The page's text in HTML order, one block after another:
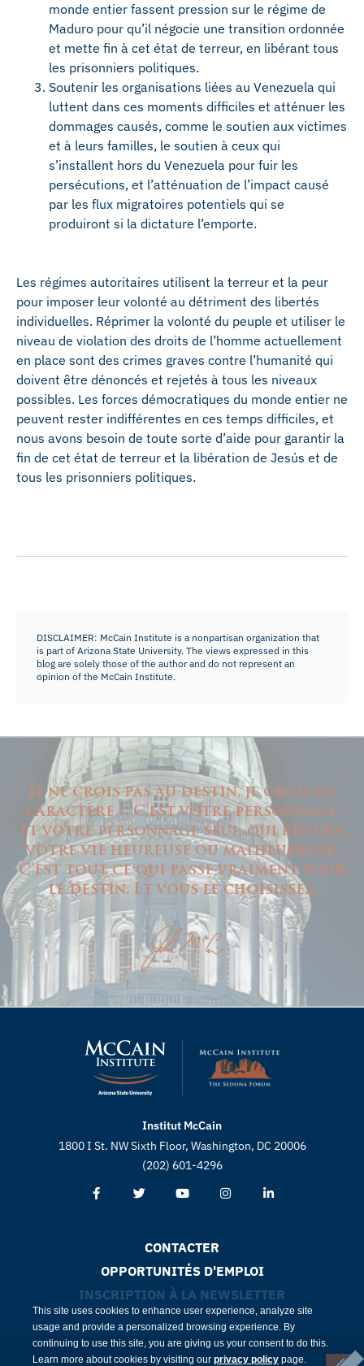
monde entier fassent pression sur le régime de
Maduro pour qu’il négocie une transition ordonnée
et mette fin à cet état de terreur, en libérant tous
les prisonniers politiques.
Soutenir les organisations liées au Venezuela qui
luttent dans ces moments difficiles et atténuer les
dommages causés, comme le soutien aux victimes
et à leurs familles, le soutien à ceux qui
s’installent hors du Venezuela pour fuir les
persécutions, et l’atténuation de l’impact causé
par les flux migratoires potentiels qui se
produiront si la dictature l’emporte.
Les régimes autoritaires utilisent la terreur et la peur
pour imposer leur volonté au détriment des libertés
individuelles. Réprimer la volonté du peuple et utiliser le
niveau de violation des droits de l’homme actuellement
en place sont des crimes graves contre l’humanité qui
doivent être dénoncés et rejetés à tous les niveaux
possibles. Les forces démocratiques du monde entier ne
peuvent rester indifférentes en ces temps difficiles, et
nous avons besoin de toute sorte d’aide pour garantir la
fin de cet état de terreur et la libération de Jesús et de
tous les prisonniers politiques.
DISCLAIMER: McCain Institute is a nonpartisan organization that
is part of Arizona State University. The views expressed in this
blog are solely those of the author and do not represent an
opinion of the McCain Institute.
Je ne crois pas au destin, je crois au
caractère… C'est votre personnage,
et votre personnage seul, qui rendra
votre vie heureuse ou malheureuse.
C'est tout ce qui passe vraiment pour
le destin. Et vous le choisissez.
Institut McCain
1800 I St. NW Sixth Floor, Washington, DC 20006
(202) 601-4296
CONTACTER
OPPORTUNITÉS D'EMPLOI
INSCRIPTION À LA NEWSLETTER
This site uses cookies to enhance user experience, analyze site
usage and provide a personalized browsing experience. By
continuing to use this site, you are giving us your consent to do this.
Learn more about cookies by visiting our privacy policy page.